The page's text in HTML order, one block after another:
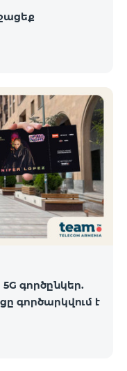
գործընկեր.
գործարկվում է